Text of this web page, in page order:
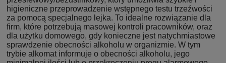
higieniczne przeprowadzenie wstępnego testu trzeźwości
za pomocą specjalnego lejka. To idealne rozwiązanie dla
firm, które potrzebują masowej kontroli pracowników, oraz
dla użytku domowego, gdy konieczne jest natychmiastowe
sprawdzenie obecności alkoholu w organizmie. W tym
trybie alkomat informuje o obecności alkoholu, jego